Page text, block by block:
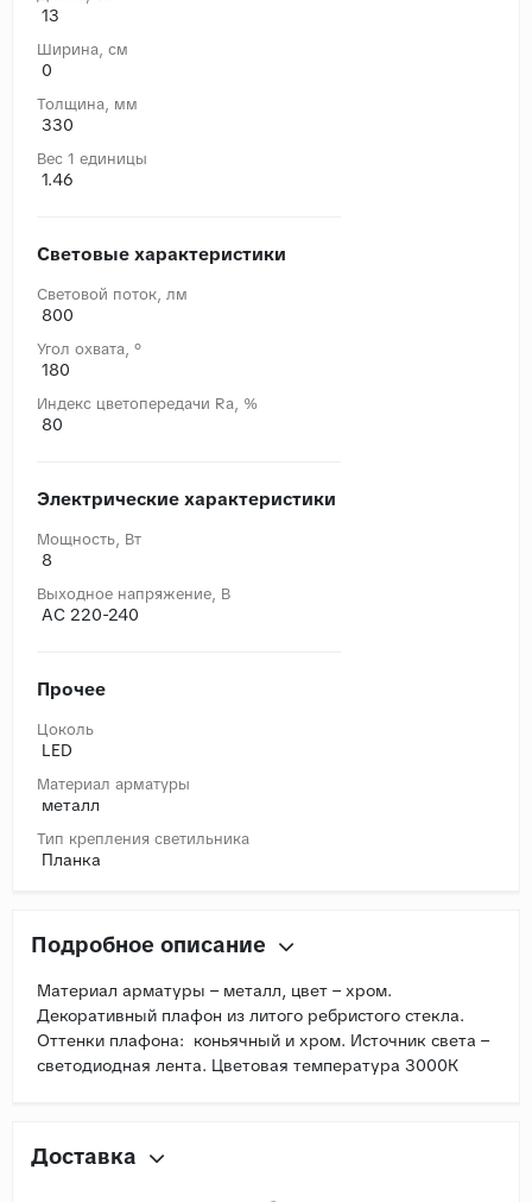
13
Ширина, cм
0
Толщина, мм
330
Вес 1 единицы
1.46
Световые характеристики
Световой поток, лм
800
Угол охвата, °
180
Индекс цветопередачи Ra, %
80
Электрические характеристики
Мощность, Вт
8
Выходное напряжение, В
AC 220-240
Прочее
Цоколь
LED
Материал арматуры
металл
Тип крепления светильника
Планка
Подробное описание
Материал арматуры – металл, цвет – хром.
Декоративный плафон из литого ребристого стекла.
Оттенки плафона: коньячный и хром. Источник света –
светодиодная лента. Цветовая температура 3000К
Доставка